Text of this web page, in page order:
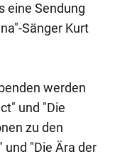
eine Sendung
Sänger Kurt
werden
und "Die
zu den
und "Die Ära der